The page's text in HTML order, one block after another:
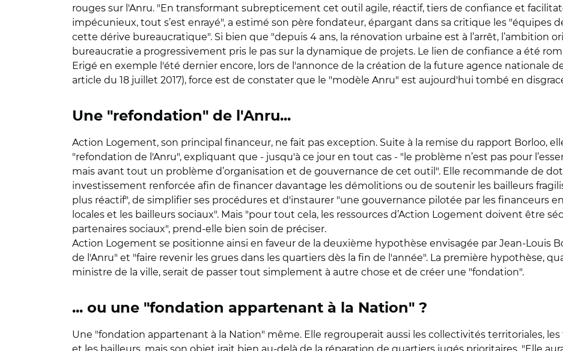
rouges sur l'Anru. "En transformant subrepticement cet outil agile, réactif, tiers de confiance et
impécunieux, tout s’est enrayé", a estimé son père fondateur, épargant dans sa critique les "équipes
cette dérive bureaucratique". Si bien que "depuis 4 ans, la rénovation urbaine est à l’arrêt, l’ambition
bureaucratie a progressivement pris le pas sur la dynamique de projets. Le lien de confiance a été
Erigé en exemple l'été dernier encore, lors de l'annonce de la création de la future agence nationale
article du 18 juillet 2017), force est de constater que le "modèle Anru" est aujourd'hui tombé en
Une "refondation" de l'Anru...
Action Logement, son principal financeur, ne fait pas exception. Suite à la remise du rapport Borloo,
"refondation de l'Anru", expliquant que - jusqu'à ce jour en tout cas - "le problème n’est pas pour
mais avant tout un problème d’organisation et de gouvernance de cet outil". Elle recommande de
investissement renforcée afin de financer davantage les démolitions ou de soutenir les bailleurs
plus réactif", de simplifier ses procédures et d'instaurer "une gouvernance pilotée par les financeurs
locales et les bailleurs sociaux". Mais "pour tout cela, les ressources d’Action Logement doivent être
partenaires sociaux", prend-elle bien soin de préciser.
Action Logement se positionne ainsi en faveur de la deuxième hypothèse envisagée par Jean-Louis
de l'Anru" et "faire revenir les grues dans les quartiers dès la fin de l'année". La première hypothèse,
ministre de la ville, serait de passer tout simplement à autre chose et de créer une "fondation".
... ou une "fondation appartenant à la Nation" ?
Une "fondation appartenant à la Nation" même. Elle regrouperait aussi les collectivités territoriales,